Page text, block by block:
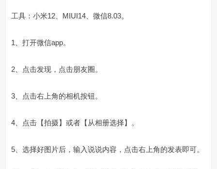
工具：小米12、MIUI14、微信8.03。
1、打开微信app。
2、点击发现，点击朋友圈。
3、点击右上角的相机按钮。
4、点击【拍摄】或者【从相册选择】。
5、选择好图片后，输入说说内容，点击右上角的发表即可。